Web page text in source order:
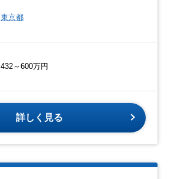
東京都
432～600万円
詳しく見る